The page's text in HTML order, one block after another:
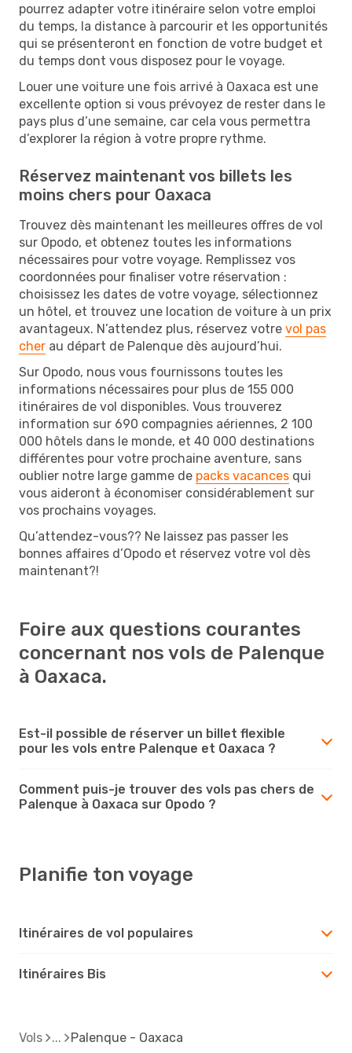
pourrez adapter votre itinéraire selon votre emploi
du temps, la distance à parcourir et les opportunités
qui se présenteront en fonction de votre budget et
du temps dont vous disposez pour le voyage.
Louer une voiture une fois arrivé à Oaxaca est une
excellente option si vous prévoyez de rester dans le
pays plus d’une semaine, car cela vous permettra
d’explorer la région à votre propre rythme.
Réservez maintenant vos billets les
moins chers pour Oaxaca
Trouvez dès maintenant les meilleures offres de vol
sur Opodo, et obtenez toutes les informations
nécessaires pour votre voyage. Remplissez vos
coordonnées pour finaliser votre réservation :
choisissez les dates de votre voyage, sélectionnez
un hôtel, et trouvez une location de voiture à un prix
avantageux. N’attendez plus, réservez votre vol pas
cher au départ de Palenque dès aujourd’hui.
Sur Opodo, nous vous fournissons toutes les
informations nécessaires pour plus de 155 000
itinéraires de vol disponibles. Vous trouverez
information sur 690 compagnies aériennes, 2 100
000 hôtels dans le monde, et 40 000 destinations
différentes pour votre prochaine aventure, sans
oublier notre large gamme de packs vacances qui
vous aideront à économiser considérablement sur
vos prochains voyages.
Qu’attendez-vous?? Ne laissez pas passer les
bonnes affaires d’Opodo et réservez votre vol dès
maintenant?!
Foire aux questions courantes
concernant nos vols de Palenque
à Oaxaca.
Est-il possible de réserver un billet flexible
pour les vols entre Palenque et Oaxaca ?
Comment puis-je trouver des vols pas chers de
Palenque à Oaxaca sur Opodo ?
Planifie ton voyage
Itinéraires de vol populaires
Itinéraires Bis
Vols Palenque - Oaxaca